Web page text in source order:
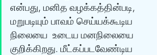
என்பது, மனித வழக்கத்தின்படி,
மறுபடியும் பாவம் செய்யக்கூடிய
நிலையை  உடைய மனநிலையை
குறிக்கிறது. மீட்கப்படவேண்டிய